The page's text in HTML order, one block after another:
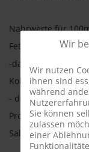
Nährwerte für
Fett 0g
-davon gesättigte
Kohlenhydrate 0,9
- davon Zucker 0,2 g
Protein 0g
Salz 0 g
Wir
Wir nutzen
ihnen sind
während
Sie können
zulassen
einer